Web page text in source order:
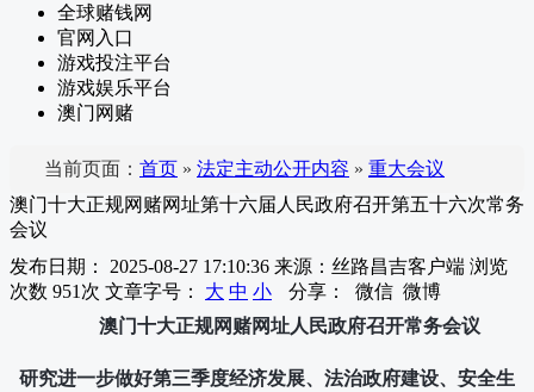
全球赌钱网
官网入口
游戏投注平台
游戏娱乐平台
澳门网赌
当前页面： 首页 » 法定主动公开内容 » 重大会议
澳门十大正规网赌网址第十六届人民政府召开第五十六次常务
会议
发布日期： 2025-08-27 17:10:36 来源：丝路昌吉客户端 浏览
次数 951 次 文章字号： 大 中 小 分享： 微信 微博
澳门十大正规网赌网址人民政府召开常务会议
研究进一步做好第三季度经济发展、法治政府建设、安全生